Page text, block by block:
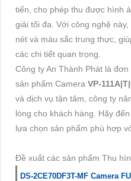
tiến, cho phép thu được hình
giải tối đa. Với công nghệ
nét và màu sắc trung thực,
các chi tiết quan trọng.
Công ty An Thành Phát là
sản phẩm Camera VP-
và dịch vụ tận tâm, công ty
lòng cho khách hàng. Hãy
lựa chọn sản phẩm phù hợp
Đề xuất các sản phẩm Thu
DS-2CE70DF3T-MF Camera